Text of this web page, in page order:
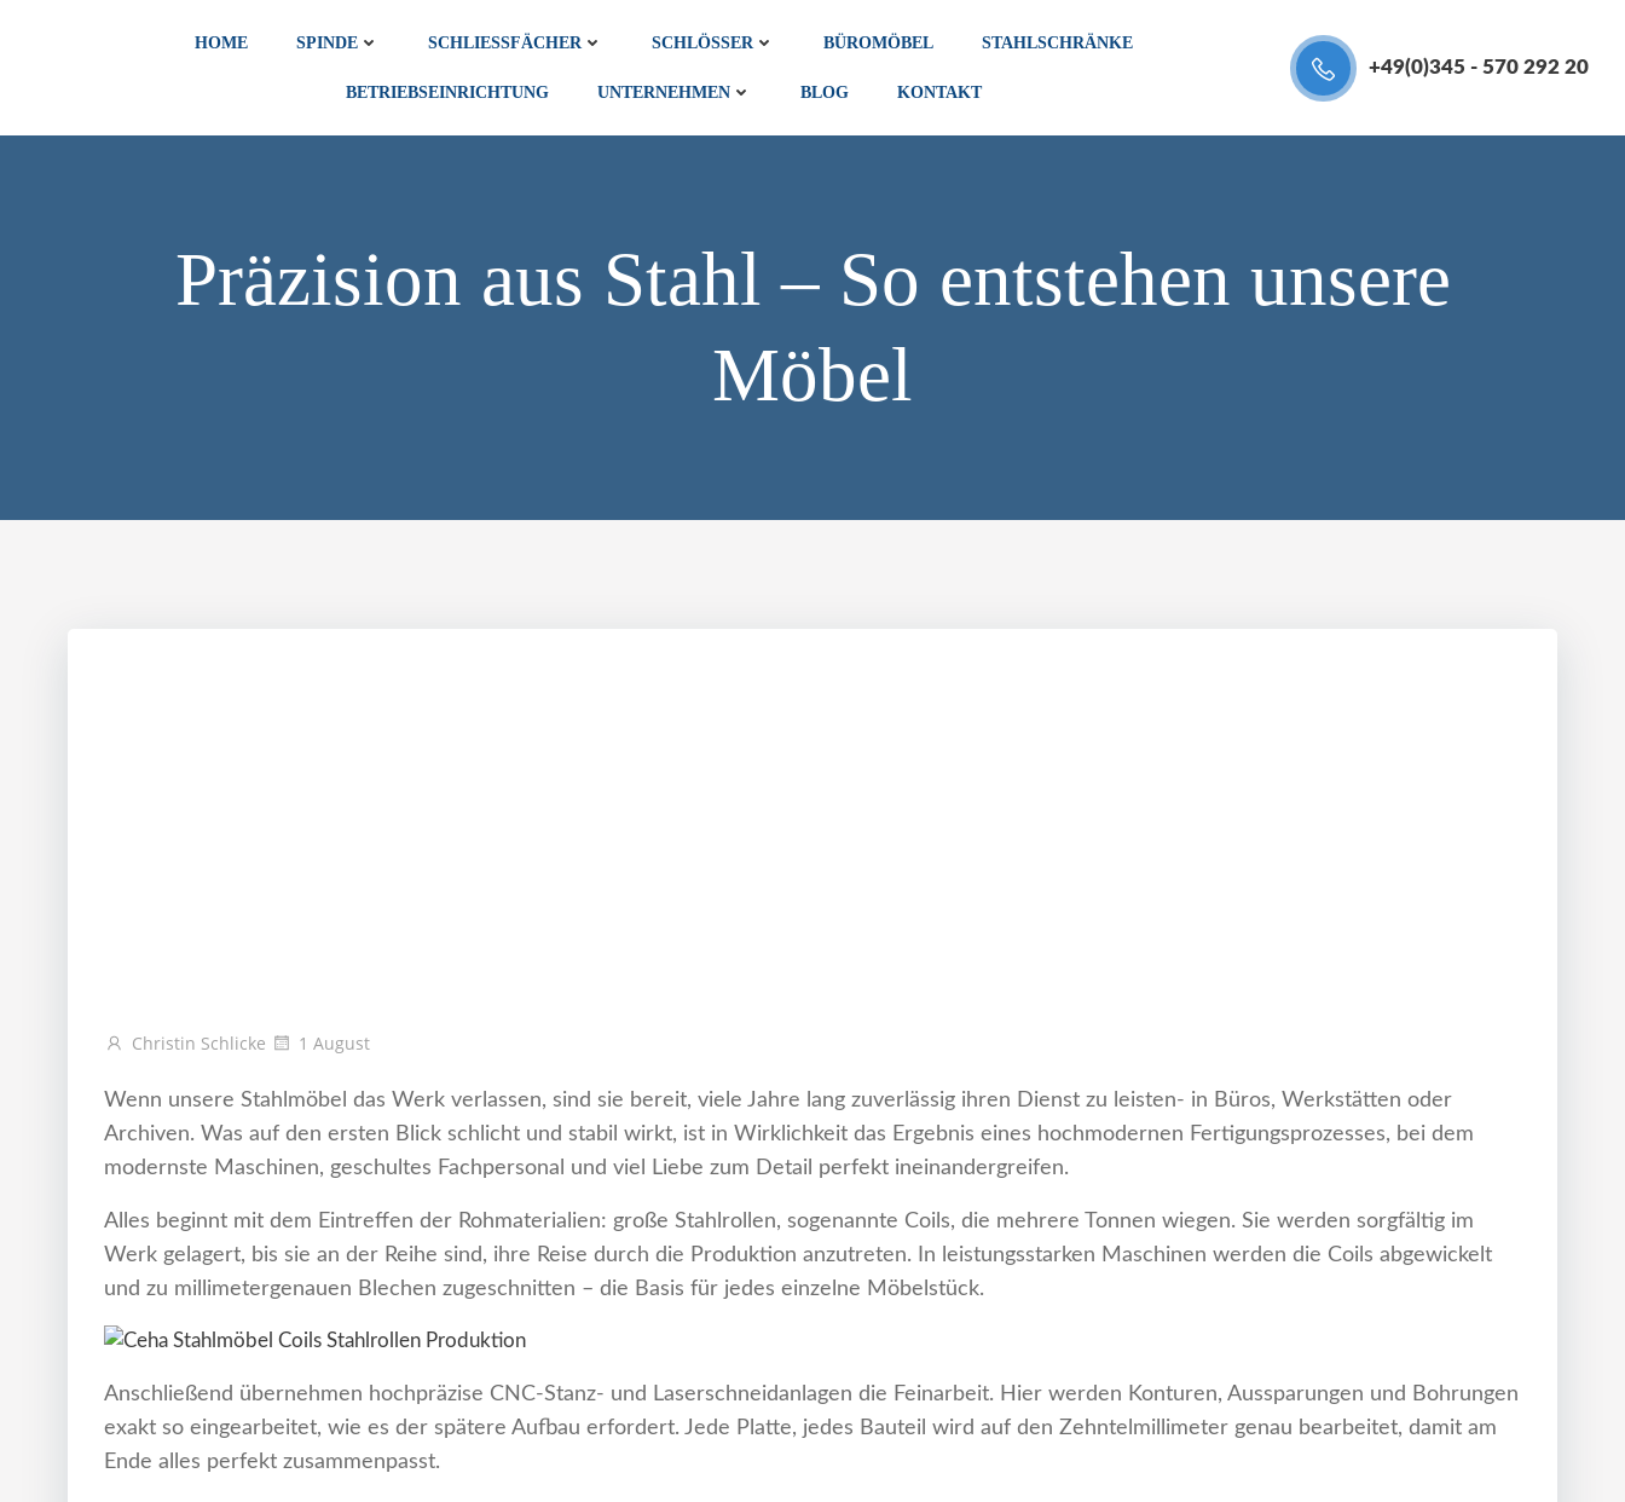
HOME SPINDE SCHLIESSFÄCHER SCHLÖSSER BÜROMÖBEL STAHLSCHRÄNKE
BETRIEBSEINRICHTUNG UNTERNEHMEN BLOG KONTAKT
+49(0)345 - 570 292 20
Präzision aus Stahl – So entstehen unsere
Möbel
Christin Schlicke 1 August
Wenn unsere Stahlmöbel das Werk verlassen, sind sie bereit, viele Jahre lang zuverlässig ihren Dienst zu leisten- in Büros, Werkstätten oder
Archiven. Was auf den ersten Blick schlicht und stabil wirkt, ist in Wirklichkeit das Ergebnis eines hochmodernen Fertigungsprozesses, bei dem
modernste Maschinen, geschultes Fachpersonal und viel Liebe zum Detail perfekt ineinandergreifen.
Alles beginnt mit dem Eintreffen der Rohmaterialien: große Stahlrollen, sogenannte Coils, die mehrere Tonnen wiegen. Sie werden sorgfältig im
Werk gelagert, bis sie an der Reihe sind, ihre Reise durch die Produktion anzutreten. In leistungsstarken Maschinen werden die Coils abgewickelt
und zu millimetergenauen Blechen zugeschnitten – die Basis für jedes einzelne Möbelstück.
Anschließend übernehmen hochpräzise CNC-Stanz- und Laserschneidanlagen die Feinarbeit. Hier werden Konturen, Aussparungen und Bohrungen
exakt so eingearbeitet, wie es der spätere Aufbau erfordert. Jede Platte, jedes Bauteil wird auf den Zehntelmillimeter genau bearbeitet, damit am
Ende alles perfekt zusammenpasst.